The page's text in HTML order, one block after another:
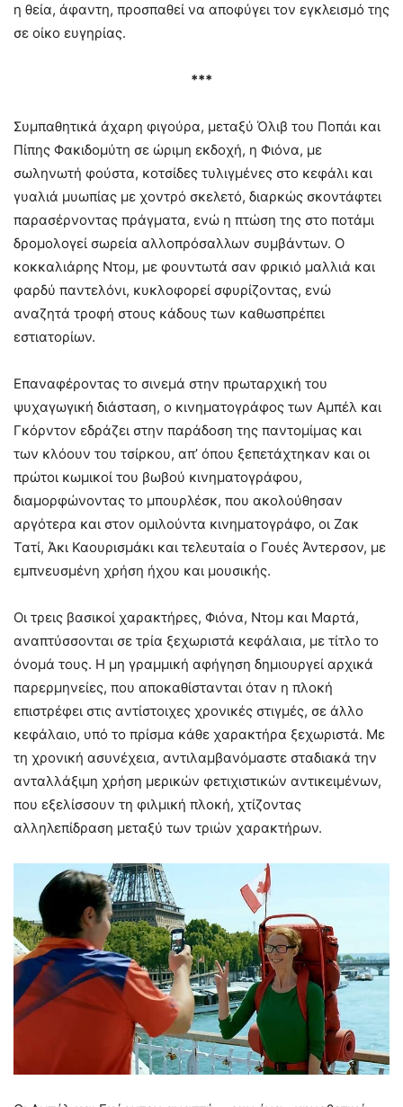
η θεία, άφαντη, προσπαθεί να αποφύγει τον εγκλεισμό της
σε οίκο ευγηρίας.
***
Συμπαθητικά άχαρη φιγούρα, μεταξύ Όλιβ του Ποπάι και
Πίπης Φακιδομύτη σε ώριμη εκδοχή, η Φιόνα, με
σωληνωτή φούστα, κοτσίδες τυλιγμένες στο κεφάλι και
γυαλιά μυωπίας με χοντρό σκελετό, διαρκώς σκοντάφτει
παρασέρνοντας πράγματα, ενώ η πτώση της στο ποτάμι
δρομολογεί σωρεία αλλοπρόσαλλων συμβάντων. Ο
κοκκαλιάρης Ντομ, με φουντωτά σαν φρικιό μαλλιά και
φαρδύ παντελόνι, κυκλοφορεί σφυρίζοντας, ενώ
αναζητά τροφή στους κάδους των καθωσπρέπει
εστιατορίων.
Επαναφέροντας το σινεμά στην πρωταρχική του
ψυχαγωγική διάσταση, ο κινηματογράφος των Αμπέλ και
Γκόρντον εδράζει στην παράδοση της παντομίμας και
των κλόουν του τσίρκου, απ’ όπου ξεπετάχτηκαν και οι
πρώτοι κωμικοί του βωβού κινηματογράφου,
διαμορφώνοντας το μπουρλέσκ, που ακολούθησαν
αργότερα και στον ομιλούντα κινηματογράφο, οι Ζακ
Τατί, Άκι Καουρισμάκι και τελευταία ο Γουές Άντερσον, με
εμπνευσμένη χρήση ήχου και μουσικής.
Οι τρεις βασικοί χαρακτήρες, Φιόνα, Ντομ και Μαρτά,
αναπτύσσονται σε τρία ξεχωριστά κεφάλαια, με τίτλο το
όνομά τους. Η μη γραμμική αφήγηση δημιουργεί αρχικά
παρερμηνείες, που αποκαθίστανται όταν η πλοκή
επιστρέφει στις αντίστοιχες χρονικές στιγμές, σε άλλο
κεφάλαιο, υπό το πρίσμα κάθε χαρακτήρα ξεχωριστά. Με
τη χρονική ασυνέχεια, αντιλαμβανόμαστε σταδιακά την
ανταλλάξιμη χρήση μερικών φετιχιστικών αντικειμένων,
που εξελίσσουν τη φιλμική πλοκή, χτίζοντας
αλληλεπίδραση μεταξύ των τριών χαρακτήρων.